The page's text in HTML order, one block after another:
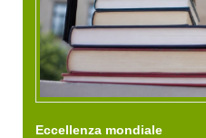
Eccellenza mondiale